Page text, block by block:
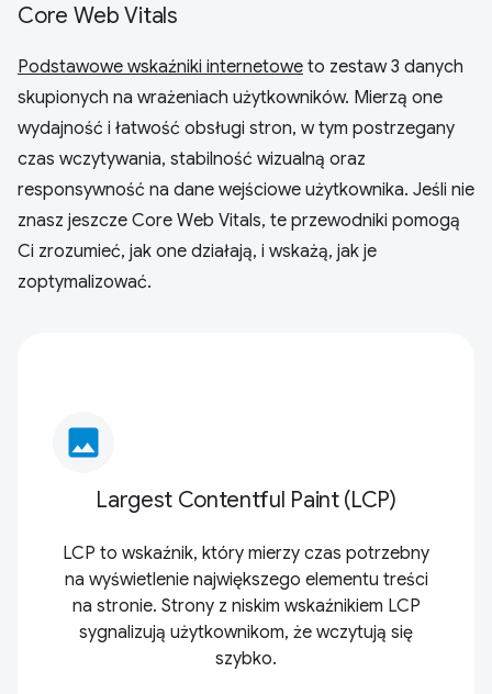
Core Web Vitals
Podstawowe wskaźniki internetowe to zestaw 3 danych
skupionych na wrażeniach użytkowników. Mierzą one
wydajność i łatwość obsługi stron, w tym postrzegany
czas wczytywania, stabilność wizualną oraz
responsywność na dane wejściowe użytkownika. Jeśli nie
znasz jeszcze Core Web Vitals, te przewodniki pomogą
Ci zrozumieć, jak one działają, i wskażą, jak je
zoptymalizować.
image
Largest Contentful Paint (LCP)
LCP to wskaźnik, który mierzy czas potrzebny
na wyświetlenie największego elementu treści
na stronie. Strony z niskim wskaźnikiem LCP
sygnalizują użytkownikom, że wczytują się
szybko.